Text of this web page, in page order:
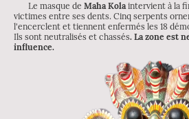
Le masque de Maha Kolaintervient à la
victimes entre ses dents. Cinq serpents
l'encerclent et tiennent enfermés les 18
Ils sont neutralisés et chassés. La zone est
influence.